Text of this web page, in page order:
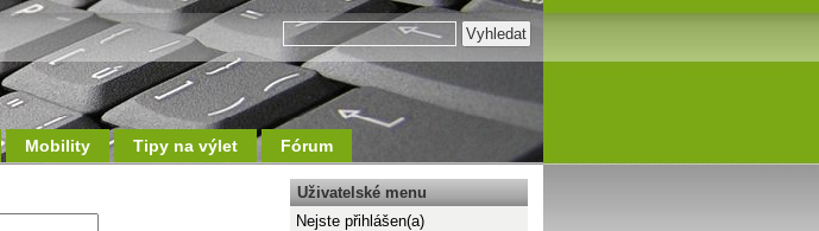
Mobility Tipy na výlet Fórum
Uživatelské menu
Nejste přihlášen(a)